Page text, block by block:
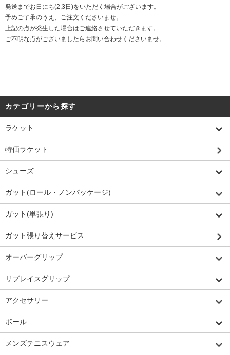
発送までお日にち(2,3日)をいただく場合がございます。
予めご了承のうえ、ご注文くださいませ。
上記の点が発生した場合はご連絡させていただきます。
ご不明な点がございましたらお問い合わせくださいませ。
カテゴリーから探す
ラケット
特価ラケット
シューズ
ガット(ロール・ノンパッケージ)
ガット(単張り)
ガット張り替えサービス
オーバーグリップ
リプレイスグリップ
アクセサリー
ボール
メンズテニスウェア